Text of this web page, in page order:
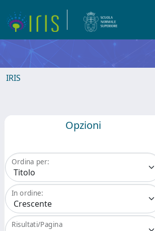
IRIS
Opzioni
Ordina per:
In ordine:
Risultati/Pagina